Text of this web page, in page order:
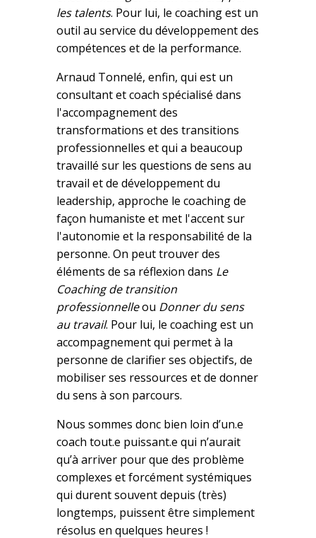
les talents. Pour lui, le coaching est un
outil au service du développement des
compétences et de la performance.
Arnaud Tonnelé, enfin, qui est un
consultant et coach spécialisé dans
l'accompagnement des
transformations et des transitions
professionnelles et qui a beaucoup
travaillé sur les questions de sens au
travail et de développement du
leadership, approche le coaching de
façon humaniste et met l'accent sur
l'autonomie et la responsabilité de la
personne. On peut trouver des
éléments de sa réflexion dans Le
Coaching de transition
professionnelleou Donner du sens
au travail. Pour lui, le coaching est un
accompagnement qui permet à la
personne de clarifier ses objectifs, de
mobiliser ses ressources et de donner
du sens à son parcours.
Nous sommes donc bien loin d’un.e
coach tout.e puissant.e qui n’aurait
qu’à arriver pour que des problème
complexes et forcément systémiques
qui durent souvent depuis (très)
longtemps, puissent être simplement
résolus en quelques heures !